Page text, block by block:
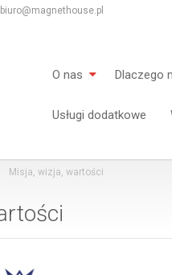
biuro@magnethouse.pl
O nas Dlaczego
Usługi dodatkowe
Misja, wizja, wartości